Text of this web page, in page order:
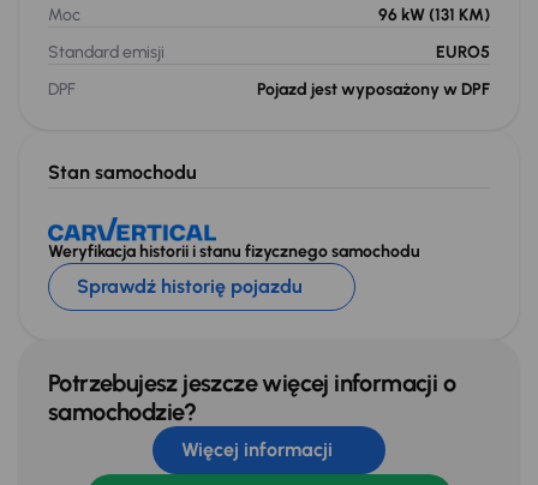
Stan samochodu
Weryfikacja historii i stanu fizycznego samochodu
Sprawdź historię pojazdu
Moc
96 kW (131 KM)
Standard emisji
EURO5
DPF
Pojazd jest wyposażony w DPF
Potrzebujesz jeszcze więcej informacji o
samochodzie?
Więcej informacji